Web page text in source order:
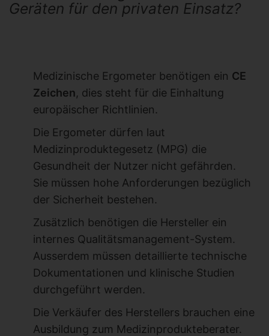
Geräten für den privaten Einsatz?
Medizinische Ergometer benötigen ein CE
Zeichen, dies steht für die Einhaltung
europäischer Richtlinien.
Die Ergometer dürfen laut
Medizinproduktegesetz (MPG) die
Gesundheit der Nutzer nicht gefährden.
Sie müssen hohe Anforderungen bezüglich
der Sicherheit bestehen.
Zusätzlich benötigen die Hersteller ein
internes Qualitätsmanagement-System.
Ausserdem müssen detaillierte technische
Dokumentationen und klinische Studien
durchgeführt werden.
Die Verkäufer des Herstellers brauchen eine
Ausbildung zum Medizinprodukteberater.